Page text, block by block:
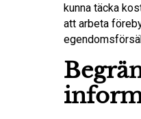
kunna täcka
att arbeta